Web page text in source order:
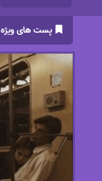
پست های ویژه